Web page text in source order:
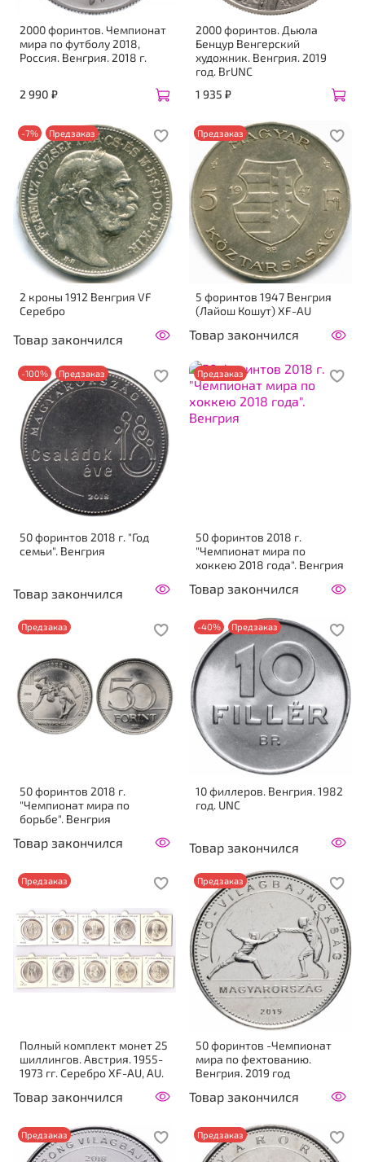
2000 форинтов. Чемпионат
мира по футболу 2018,
Россия. Венгрия. 2018 г.
2 990 ₽
2000 форинтов. Дьюла
Бенцур Венгерский
художник. Венгрия. 2019
год. BrUNC
1 935 ₽
-7% Предзаказ
2 кроны 1912 Венгрия VF
Серебро
Товар закончился
Предзаказ
5 форинтов 1947 Венгрия
(Лайош Кошут) XF-AU
Товар закончился
-100% Предзаказ
50 форинтов 2018 г. "Год
семьи". Венгрия
Товар закончился
Предзаказ
50 форинтов 2018 г.
"Чемпионат мира по
хоккею 2018 года". Венгрия
Товар закончился
Предзаказ
50 форинтов 2018 г.
"Чемпионат мира по
борьбе". Венгрия
Товар закончился
-40% Предзаказ
10 филлеров. Венгрия. 1982
год. UNC
Товар закончился
Предзаказ
Полный комплект монет 25
шиллингов. Австрия. 1955-
1973 гг. Серебро XF-AU, AU.
Товар закончился
Предзаказ
50 форинтов -Чемпионат
мира по фехтованию.
Венгрия. 2019 год
Товар закончился
Предзаказ Предзаказ